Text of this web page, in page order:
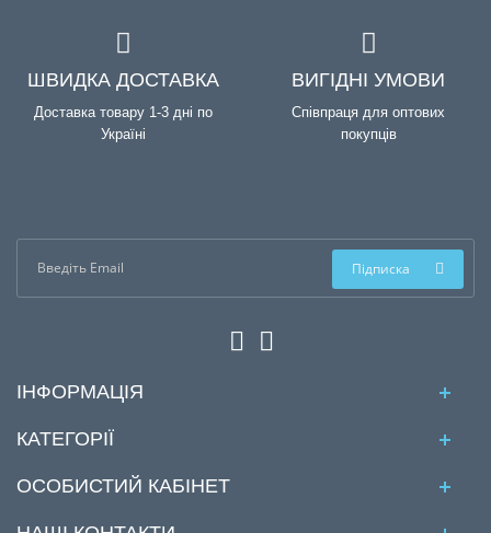
ШВИДКА ДОСТАВКА
Доставка товару 1-3 дні по
Україні
ВИГІДНІ УМОВИ
Співпраця для оптових
покупців
Підписка
ІНФОРМАЦІЯ
КАТЕГОРІЇ
ОСОБИСТИЙ КАБІНЕТ